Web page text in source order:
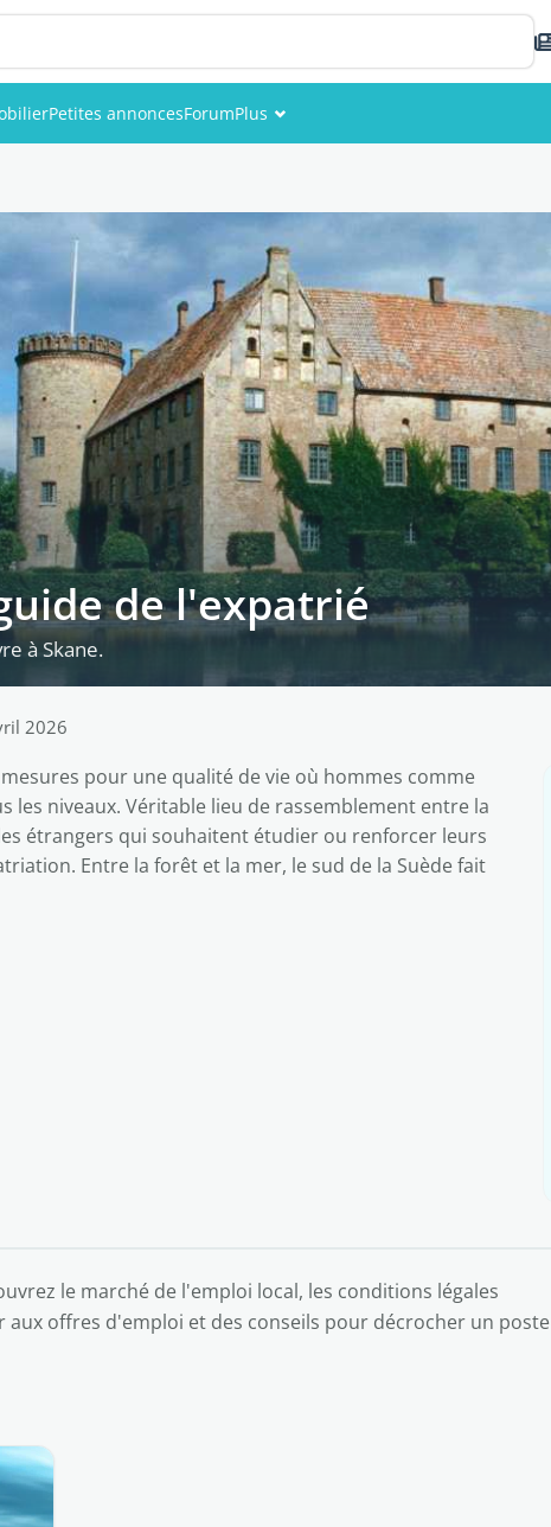
Petites annoncesForumPlus
Membres
Photos
de l'expatrié
à Skane.
2026
pour une qualité de vie où hommes comme
les niveaux. Véritable lieu de rassemblement entre la
étrangers qui souhaitent étudier ou renforcer leurs
Entre la forêt et la mer, le sud de la Suède fait
le marché de l'emploi local, les conditions légales
offres d'emploi et des conseils pour décrocher un poste